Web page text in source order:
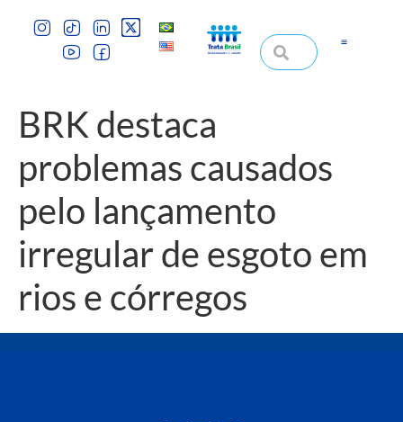
BRK destaca
problemas causados
pelo lançamento
irregular de esgoto em
rios e córregos